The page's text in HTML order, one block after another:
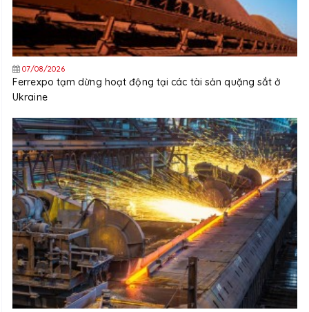
07/08/2026
Ferrexpo tạm dừng hoạt động tại các tài sản quặng sắt ở
Ukraine